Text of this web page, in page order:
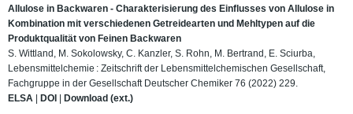
Allulose in Backwaren - Charakterisierung des Einflusses von Allulose in
Kombination mit verschiedenen Getreidearten und Mehltypen auf die
Produktqualität von Feinen Backwaren
S. Wittland, M. Sokolowsky, C. Kanzler, S. Rohn, M. Bertrand, E. Sciurba,
Lebensmittelchemie : Zeitschrift der Lebensmittelchemischen Gesellschaft,
Fachgruppe in der Gesellschaft Deutscher Chemiker 76 (2022) 229.
ELSA | DOI | Download (ext.)